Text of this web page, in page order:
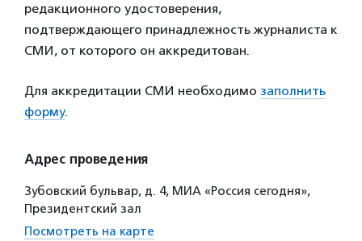
редакционного удостоверения,
подтверждающего принадлежность журналиста к
СМИ, от которого он аккредитован.
Для аккредитации СМИ необходимо заполнить
форму.
Адрес проведения
Зубовский бульвар, д. 4, МИА «Россия сегодня»,
Президентский зал
Посмотреть на карте